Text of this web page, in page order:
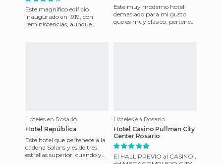
Este magnífico edificio
inaugurado en 1919, con
reminiscencias, aunque
Este muy moderno hotel,
demasiado para mi gusto
que es muy clásico, pertenece
Hoteles en Rosario
Hotel República
Este hotel que pertenece a la
cadena Solans y es de tres
estrellas superior, cuando yo
Hoteles en Rosario
Hotel Casino Pullman City
Center Rosario
El HALL PREVIO al CASINO ,